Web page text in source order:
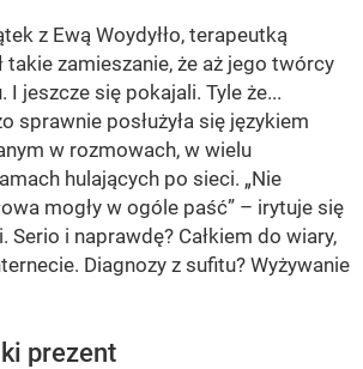
z Ewą Woydyłło, terapeutką
takie zamieszanie, że aż jego twórcy
I jeszcze się pokajali. Tyle że...
sprawnie posłużyła się językiem
w rozmowach, w wielu
hulających po sieci. „Nie
mogły w ogóle paść” – irytuje się
Serio i naprawdę? Całkiem do wiary,
Diagnozy z sufitu? Wyżywanie
prezent